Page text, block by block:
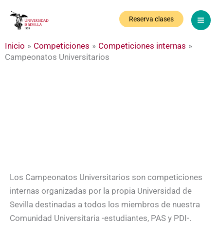
Reserva clases
Inicio Competiciones
Competiciones internas
Campeonatos Universitarios
Campeonatos
Los Campeonatos Universitarios son competiciones
internas organizadas por la propia Universidad de
Sevilla destinadas a todos los miembros de nuestra
Comunidad Universitaria -estudiantes, PAS y PDI-.